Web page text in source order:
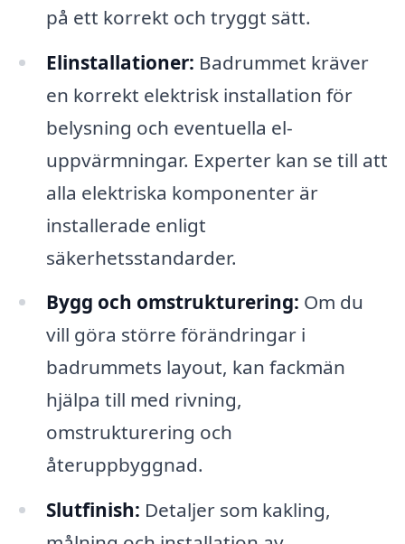
på ett korrekt och tryggt sätt.
Elinstallationer: Badrummet kräver
en korrekt elektrisk installation för
belysning och eventuella el-
uppvärmningar. Experter kan se till att
alla elektriska komponenter är
installerade enligt
säkerhetsstandarder.
Bygg och omstrukturering: Om du
vill göra större förändringar i
badrummets layout, kan fackmän
hjälpa till med rivning,
omstrukturering och
återuppbyggnad.
Slutfinish: Detaljer som kakling,